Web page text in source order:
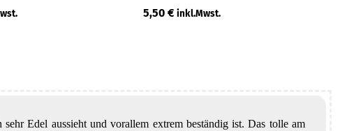
5,50 € inkl.Mwst.
Edel aussieht und vorallem extrem beständig ist. Das tolle am